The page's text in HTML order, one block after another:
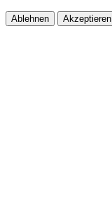
Ablehnen Akzeptieren